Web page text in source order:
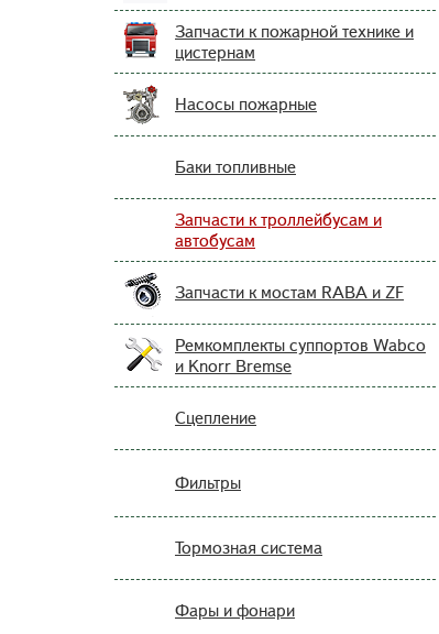
Запчасти к пожарной технике и
цистернам
Насосы пожарные
Баки топливные
Запчасти к троллейбусам и
автобусам
Запчасти к мостам RABA и ZF
Ремкомплекты суппортов Wabco
и Knorr Bremse
Сцепление
Фильтры
Тормозная система
Фары и фонари